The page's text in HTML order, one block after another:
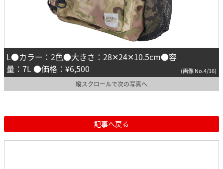
L●カラー：2色●大きさ：28✕24✕10.5cm●容
量：7L ●価格：¥6,500
(画像 No.4/16)
縦スクロールで次の写真へ
記事へ戻る